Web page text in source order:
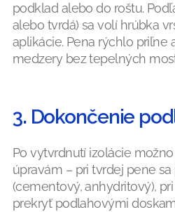
podklad alebo do roštu.
alebo tvrdá) sa volí hrúbka
aplikácie. Pena rýchlo priľne
medzery bez tepelných
3. Dokončenie
Po vytvrdnutí izolácie
úpravám – pri tvrdej pene
(cementový, anhydritový),
prekryť podlahovými